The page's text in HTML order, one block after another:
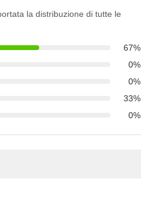
la distribuzione di tutte le
67%
0%
0%
33%
0%